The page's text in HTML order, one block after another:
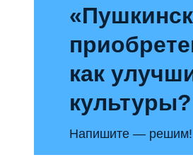
как
культуры?
Напишите — решим!